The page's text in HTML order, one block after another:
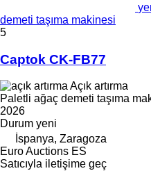
demeti taşıma makinesi
5
Captok CK-FB77
Açık artırma
Paletli ağaç demeti taşıma
2026
Durum yeni
İspanya, Zaragoza
Euro Auctions ES
Satıcıyla iletişime geç